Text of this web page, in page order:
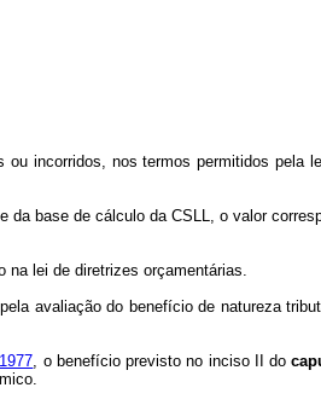
incorridos, nos termos permitidos
base de cálculo da CSLL, o valor
lei de diretrizes orçamentárias.
avaliação do benefício de natureza
, o benefício previsto no inciso II do